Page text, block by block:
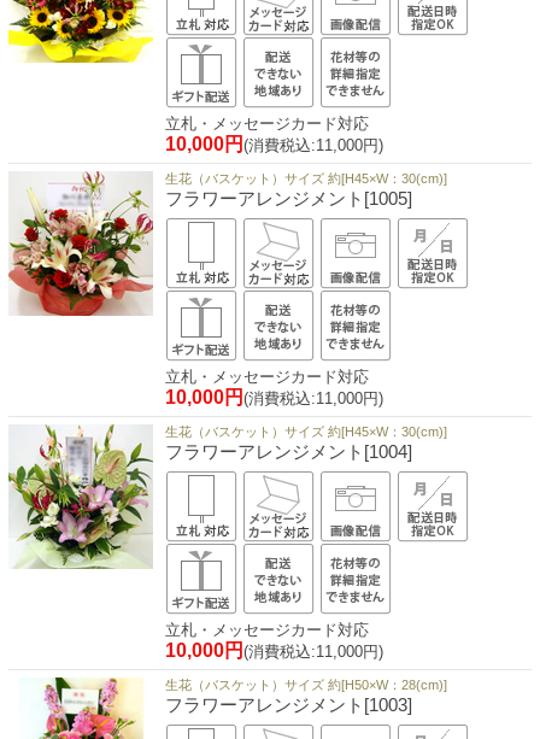
立札・メッセージカード対応
10,000円 (消費税込:11,000円)
生花（バスケット）サイズ 約[H45×W：30(cm)]
フラワーアレンジメント[1005]
立札・メッセージカード対応
10,000円 (消費税込:11,000円)
生花（バスケット）サイズ 約[H45×W：30(cm)]
フラワーアレンジメント[1004]
立札・メッセージカード対応
10,000円 (消費税込:11,000円)
生花（バスケット）サイズ 約[H50×W：28(cm)]
フラワーアレンジメント[1003]